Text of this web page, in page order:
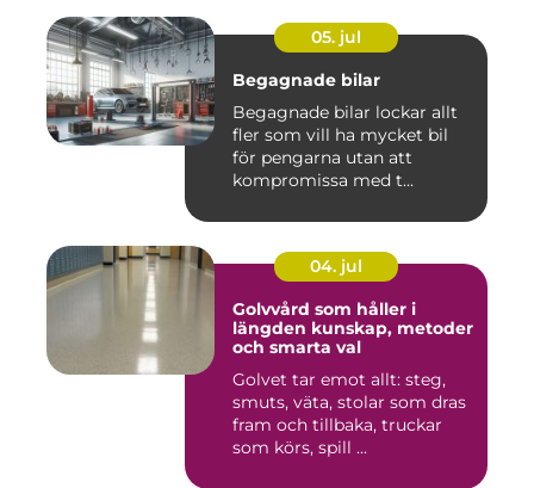
05. jul
Begagnade bilar
Begagnade bilar lockar allt
fler som vill ha mycket bil
för pengarna utan att
kompromissa med t...
04. jul
Golvvård som håller i
längden kunskap, metoder
och smarta val
Golvet tar emot allt: steg,
smuts, väta, stolar som dras
fram och tillbaka, truckar
som körs, spill ...